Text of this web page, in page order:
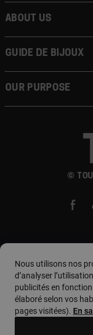
©
About us
Guide de bijoux
Our Purpose
Nous utilisons nos
d’analyser
publicités en fonction
élaboré selon vos
pages visitées). En